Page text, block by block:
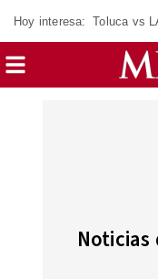
Hoy interesa: Toluca vs
Noticias